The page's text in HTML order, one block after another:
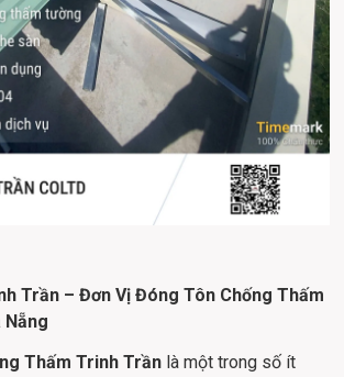
Trần – Đơn Vị Đóng Tôn Chống Thấm
Nẵng
Thấm Trinh Trần là một trong số ít